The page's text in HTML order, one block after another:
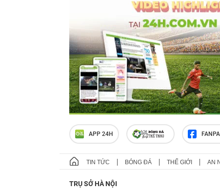
APP 24H
TIN TỨC BÓNG ĐÁ THẾ GIỚI AN
TRỤ SỞ HÀ NỘI